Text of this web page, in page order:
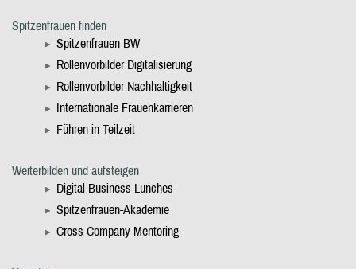
Spitzenfrauen finden
Spitzenfrauen BW
Rollenvorbilder Digitalisierung
Rollenvorbilder Nachhaltigkeit
Internationale Frauenkarrieren
Führen in Teilzeit
Weiterbilden und aufsteigen
Digital Business Lunches
Spitzenfrauen-Akademie
Cross Company Mentoring